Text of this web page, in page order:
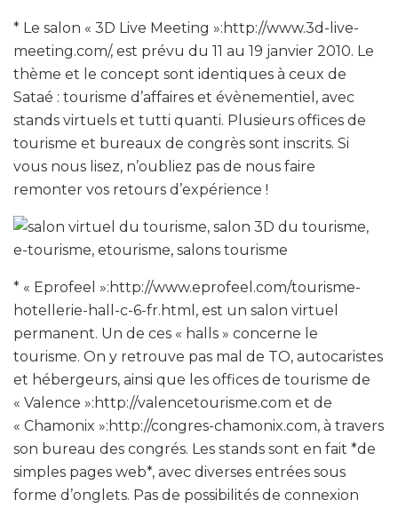
* Le salon « 3D Live Meeting »:http://www.3d-live-
meeting.com/, est prévu du 11 au 19 janvier 2010. Le
thème et le concept sont identiques à ceux de
Sataé : tourisme d’affaires et évènementiel, avec
stands virtuels et tutti quanti. Plusieurs offices de
tourisme et bureaux de congrès sont inscrits. Si
vous nous lisez, n’oubliez pas de nous faire
remonter vos retours d’expérience !
* « Eprofeel »:http://www.eprofeel.com/tourisme-
hotellerie-hall-c-6-fr.html, est un salon virtuel
permanent. Un de ces « halls » concerne le
tourisme. On y retrouve pas mal de TO, autocaristes
et hébergeurs, ainsi que les offices de tourisme de
« Valence »:http://valencetourisme.com et de
« Chamonix »:http://congres-chamonix.com, à travers
son bureau des congrés. Les stands sont en fait *de
simples pages web*, avec diverses entrées sous
forme d’onglets. Pas de possibilités de connexion